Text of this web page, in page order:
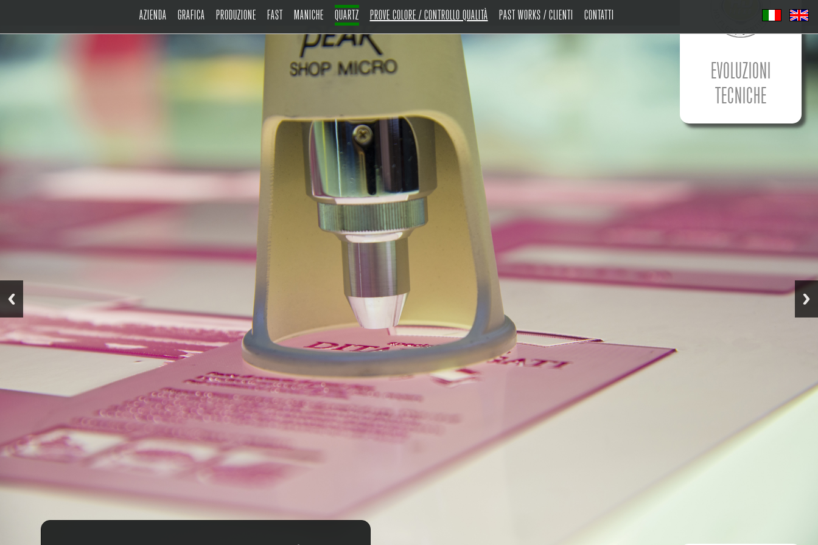
AZIENDA GRAFICA PRODUZIONE FAST MANICHE QUARTZ PROVE COLORE / CONTROLLO QUALITÀ PAST WORKS / CLIENTI CONTATTI
EVOLUZIONI
TECNICHE